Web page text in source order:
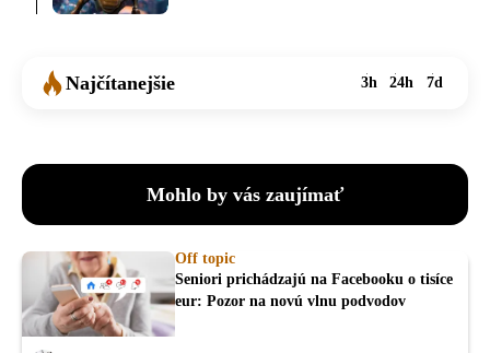
Najčítanejšie 3h 24h 7d
Mohlo by vás zaujímať
Off topic
Seniori prichádzajú na Facebooku o tisíce
eur: Pozor na novú vlnu podvodov